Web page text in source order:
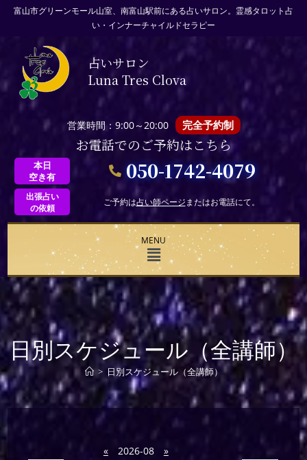
富山市グリーンモール山室、南富山駅前にある占いサロン。霊感タロット占
い・インナーチャイルドセラピー
占いサロン
Luna Tres Clova
営業時間：9:00～20:00 完全予約制
お電話でのご予約はこちら
本日
空き有
050-1742-4079
出張占い
の依頼
ご予約は占い師ページまたはお電話にて。
MENU
日別スケジュール（全講師）
> 日別スケジュール（全講師）
« 2026-08
»